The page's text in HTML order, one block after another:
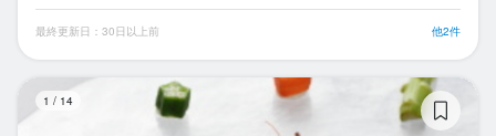
最終更新日：30日以上前 他2件
1 / 14